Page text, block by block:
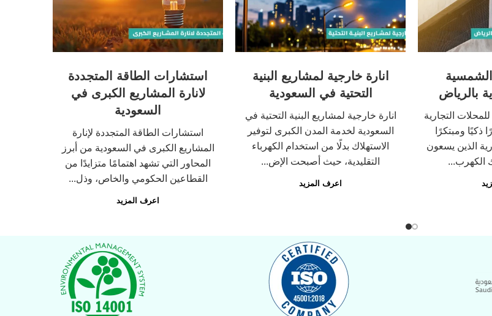
الشمسية
بالرياض
التجارية
ذكيًا ومبتكرًا
الذين يسعون
الكهرب...
انارة خارجية لمشاريع البنية
التحتية في السعودية
انارة خارجية لمشاريع البنية التحتية في
السعودية لخدمة المدن الكبرى لتوفير
الاستهلاك بدلًا من استخدام الكهرباء
التقليدية، حيث أصبحت الإض...
اعرف المزيد
استشارات الطاقة المتجددة
لانارة المشاريع الكبرى في
السعودية
استشارات الطاقة المتجددة لإنارة
المشاريع الكبرى في السعودية من أبرز
المحاور التي تشهد اهتمامًا متزايدًا من
القطاعين الحكومي والخاص، وذل...
اعرف المزيد